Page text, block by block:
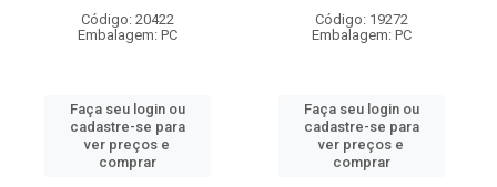
Código: 20422
Embalagem: PC
Faça seu login ou
cadastre-se para
ver preços e
comprar
Código: 19272
Embalagem: PC
Faça seu login ou
cadastre-se para
ver preços e
comprar